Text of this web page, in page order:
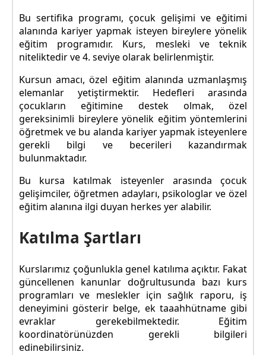
Bu sertifika programı, çocuk gelişimi ve eğitimi
alanında kariyer yapmak isteyen bireylere yönelik
eğitim programıdır. Kurs, mesleki ve teknik
niteliktedir ve 4. seviye olarak belirlenmiştir.
Kursun amacı, özel eğitim alanında uzmanlaşmış
elemanlar yetiştirmektir. Hedefleri arasında
çocukların eğitimine destek olmak, özel
gereksinimli bireylere yönelik eğitim yöntemlerini
öğretmek ve bu alanda kariyer yapmak isteyenlere
gerekli bilgi ve becerileri kazandırmak
bulunmaktadır.
Bu kursa katılmak isteyenler arasında çocuk
gelişimciler, öğretmen adayları, psikologlar ve özel
eğitim alanına ilgi duyan herkes yer alabilir.
Katılma Şartları
Kurslarımız çoğunlukla genel katılıma açıktır. Fakat
güncellenen kanunlar doğrultusunda bazı kurs
programları ve meslekler için sağlık raporu, iş
deneyimini gösterir belge, ek taaahhütname gibi
evraklar gerekebilmektedir. Eğitim
koordinatörünüzden gerekli bilgileri
edinebilirsiniz.